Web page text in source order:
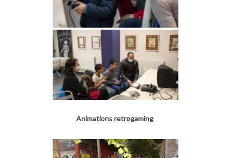
Animations retrogaming